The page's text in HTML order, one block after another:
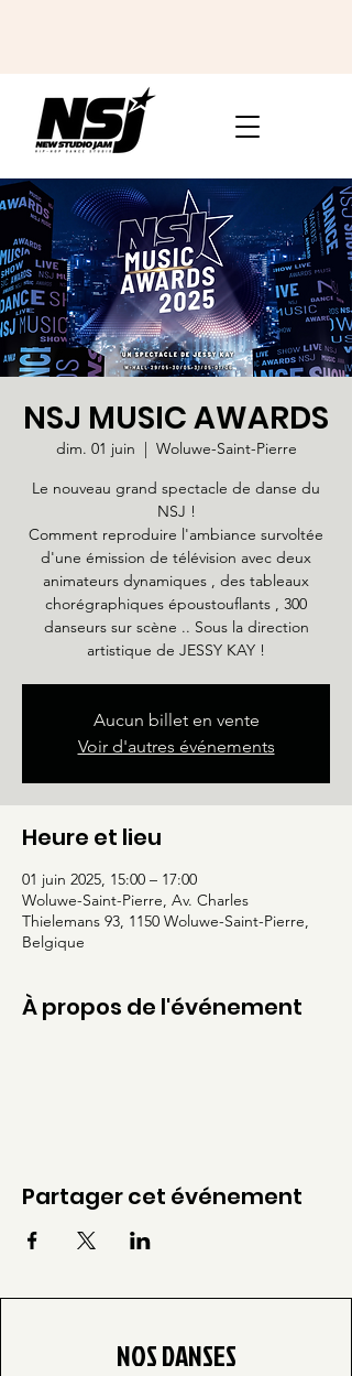
NSJ MUSIC AWARDS
dim. 01 juin
  |
Woluwe-Saint-Pierre
Le nouveau grand spectacle de danse du
NSJ !
Comment reproduire l'ambiance survoltée
d'une émission de télévision avec deux
animateurs dynamiques , des tableaux
chorégraphiques époustouflants , 300
danseurs sur scène .. Sous la direction
artistique de JESSY KAY !
Aucun billet en vente
Voir d'autres événements
Heure et lieu
01 juin 2025, 15:00 – 17:00
Woluwe-Saint-Pierre, Av. Charles
Thielemans 93, 1150 Woluwe-Saint-Pierre,
Belgique
À propos de l'événement
Partager cet événement
NOS DANSES